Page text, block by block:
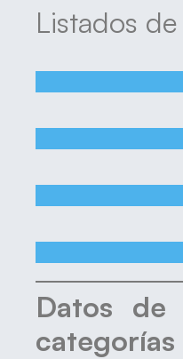
Listados
Datos de
categorías